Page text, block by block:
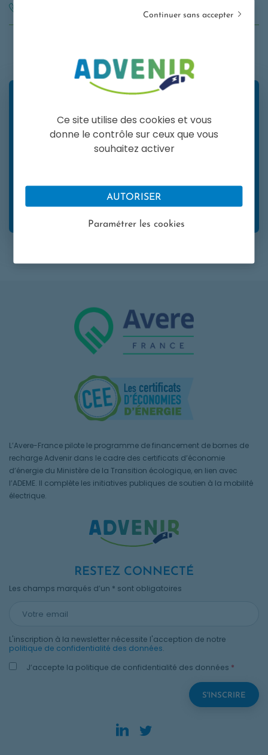
Ce site utilise des cookies et vous
donne le contrôle sur ceux que vous
souhaitez activer
AUTORISER
Continuer sans accepter
Paramétrer les cookies
Un doute sur la prime correspondant à votre
projet ?
Avant de contacter un installateur, rendez-vous sur
JE DEFINIS MON PROJET
L’Avere-France pilote le programme de financement de bornes de
recharge Advenir dans le cadre des certificats d’économie
d’énergie du Ministère de la Transition écologique, en lien avec
l’ADEME. Il complète les initiatives publiques de soutien à la mobilité
électrique.
RESTEZ CONNECTÉ
Les champs marqués d’un * sont obligatoires
L'inscription à la newsletter nécessite l'acception de notre
politique de confidentialité des données.
J’accepte la politique de confidentialité des données *